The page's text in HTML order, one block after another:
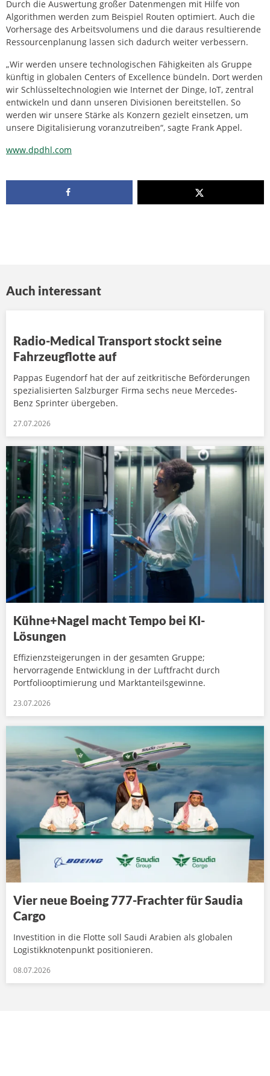
Durch die Auswertung großer Datenmengen mit Hilfe von
Algorithmen werden zum Beispiel Routen optimiert. Auch die
Vorhersage des Arbeitsvolumens und die daraus resultierende
Ressourcenplanung lassen sich dadurch weiter verbessern.
„Wir werden unsere technologischen Fähigkeiten als Gruppe
künftig in globalen Centers of Excellence bündeln. Dort werden
wir Schlüsseltechnologien wie Internet der Dinge, IoT, zentral
entwickeln und dann unseren Divisionen bereitstellen. So
werden wir unsere Stärke als Konzern gezielt einsetzen, um
unsere Digitalisierung voranzutreiben“, sagte Frank Appel.
www.dpdhl.com
Auch interessant
Radio-Medical Transport stockt seine
Fahrzeugflotte auf
Pappas Eugendorf hat der auf zeitkritische Beförderungen
spezialisierten Salzburger Firma sechs neue Mercedes-
Benz Sprinter übergeben.
27.07.2026
Kühne+Nagel macht Tempo bei KI-
Lösungen
Effizienzsteigerungen in der gesamten Gruppe;
hervorragende Entwicklung in der Luftfracht durch
Portfoliooptimierung und Marktanteilsgewinne.
23.07.2026
Vier neue Boeing 777-Frachter für Saudia
Cargo
Investition in die Flotte soll Saudi Arabien als globalen
Logistikknotenpunkt positionieren.
08.07.2026